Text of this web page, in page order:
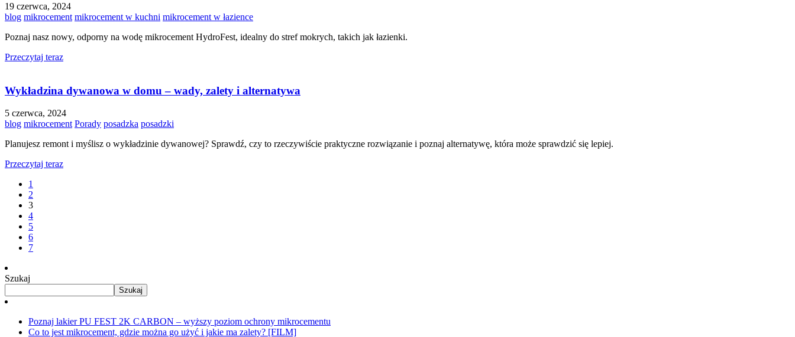
19 czerwca, 2024
blog mikrocement mikrocement w kuchni mikrocement w łazience
Poznaj nasz nowy, odporny na wodę mikrocement HydroFest, idealny do stref mokrych, takich jak łazienki.
Przeczytaj teraz
Wykładzina dywanowa w domu – wady, zalety i alternatywa
5 czerwca, 2024
blog mikrocement Porady posadzka posadzki
Planujesz remont i myślisz o wykładzinie dywanowej? Sprawdź, czy to rzeczywiście praktyczne rozwiązanie i poznaj alternatywę, która może sprawdzić się lepiej.
Przeczytaj teraz
1
2
3
4
5
6
7
Szukaj
Szukaj
Poznaj lakier PU FEST 2K CARBON – wyższy poziom ochrony mikrocementu
Co to jest mikrocement, gdzie można go użyć i jakie ma zalety? [FILM]